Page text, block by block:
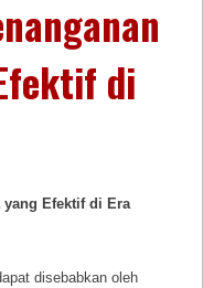
di
yang Efektif di Era
disebabkan oleh